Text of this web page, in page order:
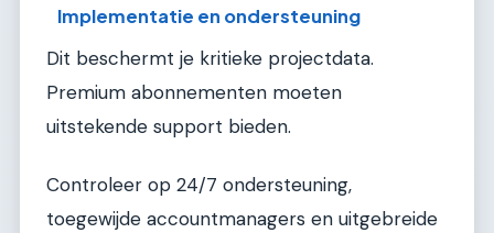
Implementatie en ondersteuning
Dit beschermt je kritieke projectdata.
Premium abonnementen moeten
uitstekende support bieden.
Controleer op 24/7 ondersteuning,
toegewijde accountmanagers en uitgebreide